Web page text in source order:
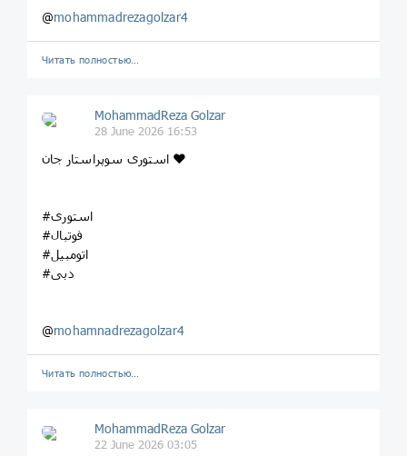
@mohammadrezagolzar4
Читать полностью…
MohammadReza Golzar
28 June 2026 16:53
استوری سوپراستار جان ❤️
#استوری
#فوتبال
#اتومبیل
#دبی
@mohamnadrezagolzar4
Читать полностью…
MohammadReza Golzar
22 June 2026 03:05